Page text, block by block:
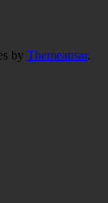
by Themeansar.